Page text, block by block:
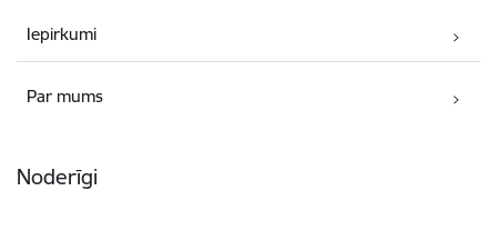
Iepirkumi
Par mums
Noderīgi